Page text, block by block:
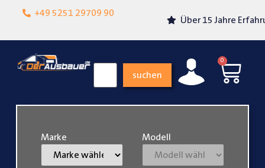
+49 5251 29709 90
Lokalgeschäft in
Über 15 Jahre Erfahrung
suchen
0
Marke Modell